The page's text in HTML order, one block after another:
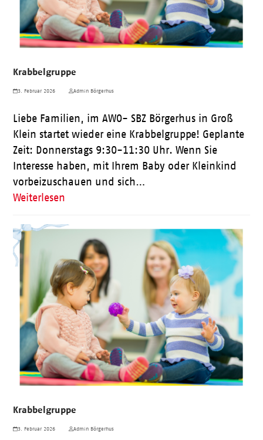
Krabbelgruppe
3. Februar 2026 Admin Börgerhus
Liebe Familien, im AWO- SBZ Börgerhus in Groß
Klein startet wieder eine Krabbelgruppe! Geplante
Zeit: Donnerstags 9:30-11:30 Uhr. Wenn Sie
Interesse haben, mit Ihrem Baby oder Kleinkind
vorbeizuschauen und sich…
Weiterlesen
Krabbelgruppe
3. Februar 2026 Admin Börgerhus